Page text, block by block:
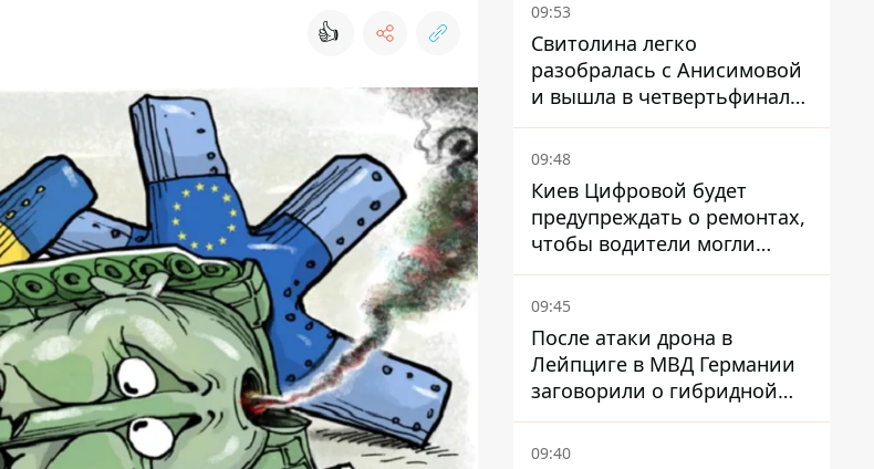
👍
09:53
Свитолина легко
разобралась с Анисимовой
и вышла в четвертьфинал
турнира в Торонто
09:48
Киев Цифровой будет
предупреждать о ремонтах,
чтобы водители могли
избегать участков с
пробками
09:45
После атаки дрона в
Лейпциге в МВД Германии
заговорили о гибридной
войне – мы ежедневно цель
09:40